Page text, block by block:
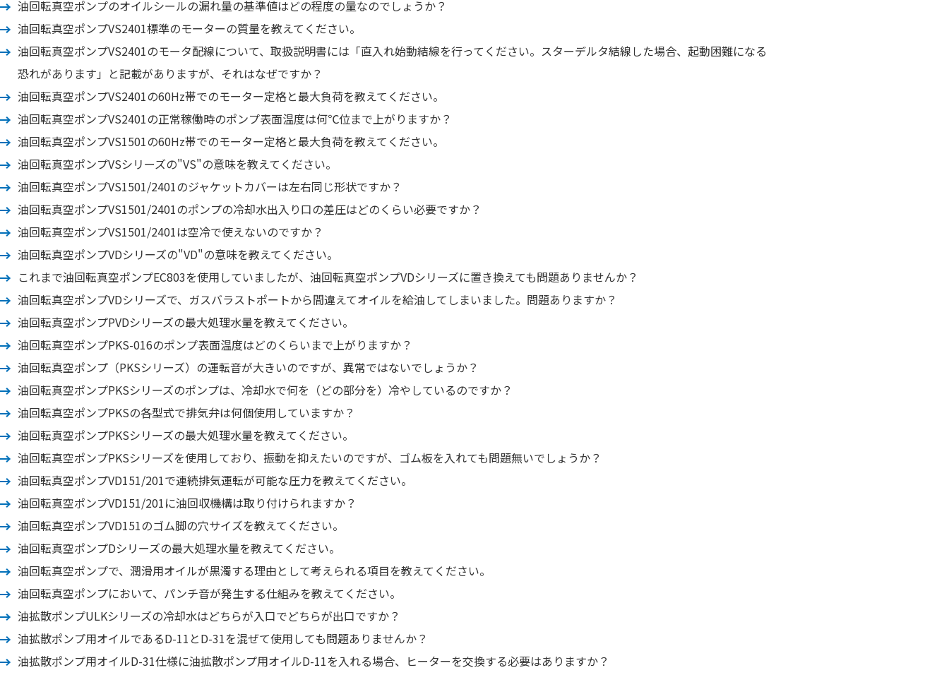
油回転真空ポンプのオイルシールの漏れ量の基準値はどの程度の量なのでしょうか？
油回転真空ポンプVS2401標準のモーターの質量を教えてください。
油回転真空ポンプVS2401のモータ配線について、取扱説明書には「直入れ始動結線を行ってください。スターデルタ結線した場合、起動困難になる
恐れがあります」と記載がありますが、それはなぜですか？
油回転真空ポンプVS2401の60Hz帯でのモーター定格と最大負荷を教えてください。
油回転真空ポンプVS2401の正常稼働時のポンプ表面温度は何℃位まで上がりますか？
油回転真空ポンプVS1501の60Hz帯でのモーター定格と最大負荷を教えてください。
油回転真空ポンプVSシリーズの"VS"の意味を教えてください。
油回転真空ポンプVS1501/2401のジャケットカバーは左右同じ形状ですか？
油回転真空ポンプVS1501/2401のポンプの冷却水出入り口の差圧はどのくらい必要ですか？
油回転真空ポンプVS1501/2401は空冷で使えないのですか？
油回転真空ポンプVDシリーズの"VD"の意味を教えてください。
これまで油回転真空ポンプEC803を使用していましたが、油回転真空ポンプVDシリーズに置き換えても問題ありませんか？
油回転真空ポンプVDシリーズで、ガスバラストポートから間違えてオイルを給油してしまいました。問題ありますか？
油回転真空ポンプPVDシリーズの最大処理水量を教えてください。
油回転真空ポンプPKS-016のポンプ表面温度はどのくらいまで上がりますか？
油回転真空ポンプ（PKSシリーズ）の運転音が大きいのですが、異常ではないでしょうか？
油回転真空ポンプPKSシリーズのポンプは、冷却水で何を（どの部分を）冷やしているのですか？
油回転真空ポンプPKSの各型式で排気弁は何個使用していますか？
油回転真空ポンプPKSシリーズの最大処理水量を教えてください。
油回転真空ポンプPKSシリーズを使用しており、振動を抑えたいのですが、ゴム板を入れても問題無いでしょうか？
油回転真空ポンプVD151/201で連続排気運転が可能な圧力を教えてください。
油回転真空ポンプVD151/201に油回収機構は取り付けられますか？
油回転真空ポンプVD151のゴム脚の穴サイズを教えてください。
油回転真空ポンプDシリーズの最大処理水量を教えてください。
油回転真空ポンプで、潤滑用オイルが黒濁する理由として考えられる項目を教えてください。
油回転真空ポンプにおいて、パンチ音が発生する仕組みを教えてください。
油拡散ポンプULKシリーズの冷却水はどちらが入口でどちらが出口ですか？
油拡散ポンプ用オイルであるD-11とD-31を混ぜて使用しても問題ありませんか？
油拡散ポンプ用オイルD-31仕様に油拡散ポンプ用オイルD-11を入れる場合、ヒーターを交換する必要はありますか？